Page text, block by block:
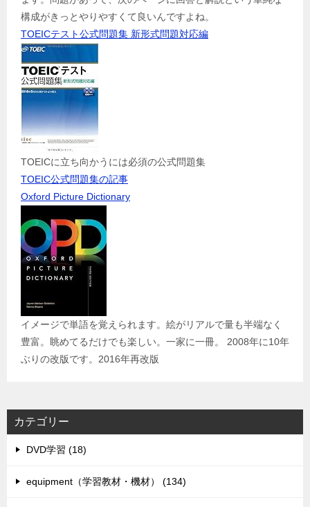
構成がきっとやりやすくて良いんですよね。
TOEICテスト公式問題集 新形式問題対応編
TOEICに立ち向かうには必須の公式問題集
TOEIC公式問題集の記事
Oxford Picture Dictionary
イメージで単語を覚えられます。絵がリアルで量も半端なく
豊富。眺めてるだけでも楽しい。一家に一冊。 2008年に10年
ぶりの改版です。2016年再改版
カテゴリー
DVD学習 (18)
equipment（学習教材・機材） (134)